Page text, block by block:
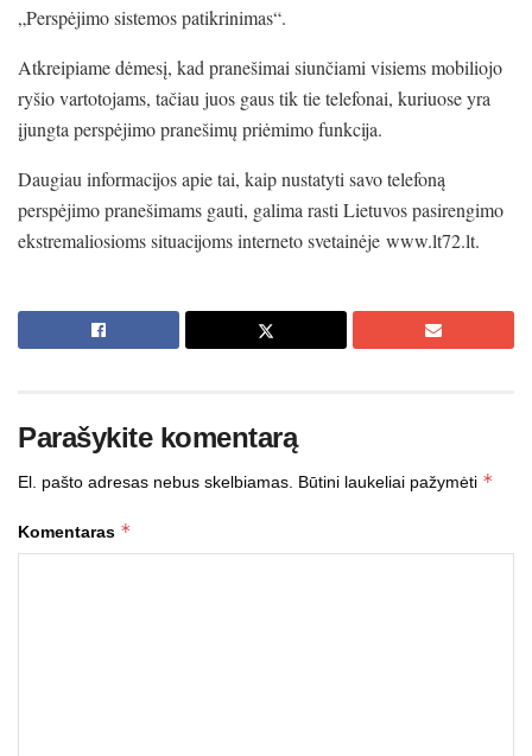
„Perspėjimo sistemos patikrinimas“.
Atkreipiame dėmesį, kad pranešimai siunčiami visiems mobiliojo
ryšio vartotojams, tačiau juos gaus tik tie telefonai, kuriuose yra
įjungta perspėjimo pranešimų priėmimo funkcija.
Daugiau informacijos apie tai, kaip nustatyti savo telefoną
perspėjimo pranešimams gauti, galima rasti Lietuvos pasirengimo
ekstremaliosioms situacijoms interneto svetainėje www.lt72.lt.
Parašykite komentarą
El. pašto adresas nebus skelbiamas. Būtini laukeliai pažymėti *
Komentaras *